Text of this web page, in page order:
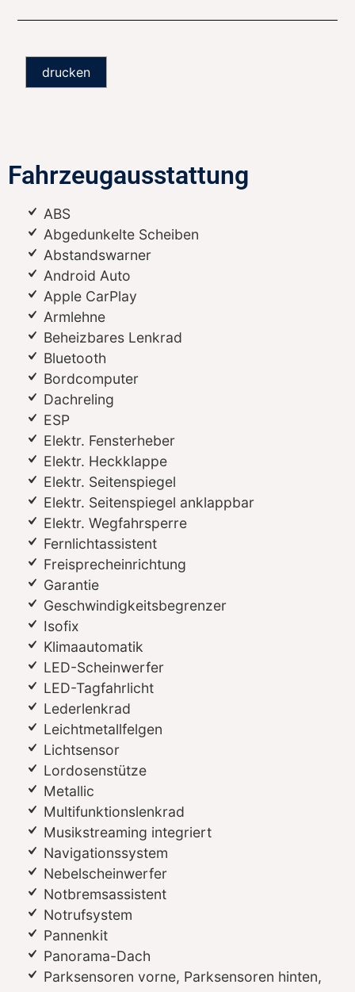
drucken
Fahrzeugausstattung
ABS
Abgedunkelte Scheiben
Abstandswarner
Android Auto
Apple CarPlay
Armlehne
Beheizbares Lenkrad
Bluetooth
Bordcomputer
Dachreling
ESP
Elektr. Fensterheber
Elektr. Heckklappe
Elektr. Seitenspiegel
Elektr. Seitenspiegel anklappbar
Elektr. Wegfahrsperre
Fernlichtassistent
Freisprecheinrichtung
Garantie
Geschwindigkeitsbegrenzer
Isofix
Klimaautomatik
LED-Scheinwerfer
LED-Tagfahrlicht
Lederlenkrad
Leichtmetallfelgen
Lichtsensor
Lordosenstütze
Metallic
Multifunktionslenkrad
Musikstreaming integriert
Navigationssystem
Nebelscheinwerfer
Notbremsassistent
Notrufsystem
Pannenkit
Panorama-Dach
Parksensoren vorne, Parksensoren hinten,